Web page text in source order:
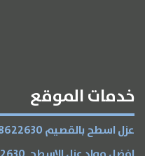
خدمات الموقع
عزل اسطح بالقصيم 0548622630